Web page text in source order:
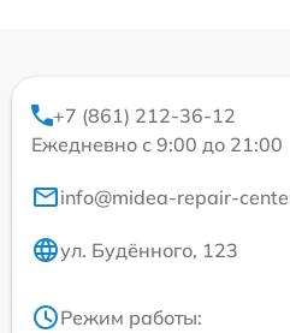
+7 (861) 212-36-12
Ежедневно с 9:00 до 21:00
info@midea-repair-
ул. Будённого, 123
Режим работы: